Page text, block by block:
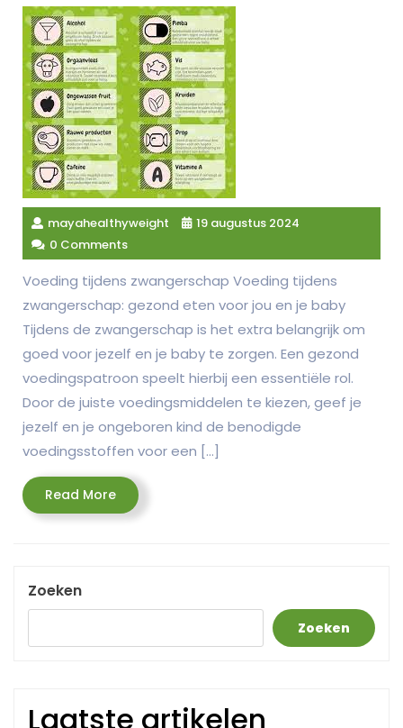
mayahealthyweight
19 augustus 2024
0 Comments
Voeding tijdens zwangerschap Voeding tijdens
zwangerschap: gezond eten voor jou en je baby
Tijdens de zwangerschap is het extra belangrijk om
goed voor jezelf en je baby te zorgen. Een gezond
voedingspatroon speelt hierbij een essentiële rol.
Door de juiste voedingsmiddelen te kiezen, geef je
jezelf en je ongeboren kind de benodigde
voedingsstoffen voor een […]
Read MoreRead
More
Zoeken
Zoeken
Laatste artikelen